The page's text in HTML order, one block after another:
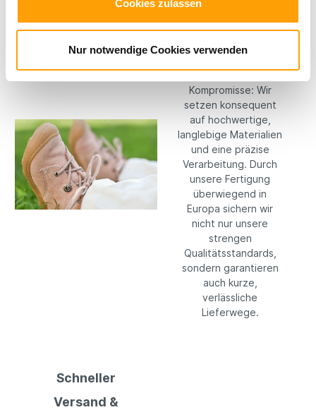
Cookies zulassen
Nur notwendige Cookies verwenden
Hochwertige
Materialien
Kompromisse: Wir
setzen konsequent
auf hochwertige,
langlebige Materialien
und eine präzise
Verarbeitung. Durch
unsere Fertigung
überwiegend in
Europa sichern wir
nicht nur unsere
strengen
Qualitätsstandards,
sondern garantieren
auch kurze,
verlässliche
Lieferwege.
Schneller
Versand &